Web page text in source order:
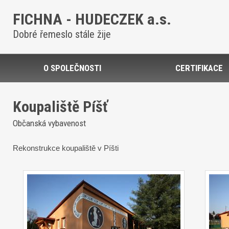
FICHNA - HUDECZEK a.s.
Dobré řemeslo stále žije
O SPOLEČNOSTI CERTIFIKACE
Koupaliště Píšť
Občanská vybavenost
Rekonstrukce koupaliště v Píšti